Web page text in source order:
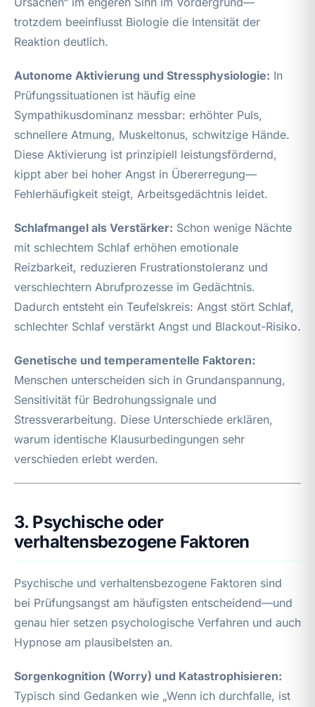
trotzdem beeinflusst Biologie die Intensität der
Reaktion deutlich.
Autonome Aktivierung und Stressphysiologie: In
Prüfungssituationen ist häufig eine
Sympathikusdominanz messbar: erhöhter Puls,
schnellere Atmung, Muskeltonus, schwitzige Hände.
Diese Aktivierung ist prinzipiell leistungsfördernd,
kippt aber bei hoher Angst in Übererregung—
Fehlerhäufigkeit steigt, Arbeitsgedächtnis leidet.
Schlafmangel als Verstärker: Schon wenige Nächte
mit schlechtem Schlaf erhöhen emotionale
Reizbarkeit, reduzieren Frustrationstoleranz und
verschlechtern Abrufprozesse im Gedächtnis.
Dadurch entsteht ein Teufelskreis: Angst stört Schlaf,
schlechter Schlaf verstärkt Angst und Blackout-Risiko.
Genetische und temperamentelle Faktoren:
Menschen unterscheiden sich in Grundanspannung,
Sensitivität für Bedrohungssignale und
Stressverarbeitung. Diese Unterschiede erklären,
warum identische Klausurbedingungen sehr
verschieden erlebt werden.
3. Psychische oder
verhaltensbezogene Faktoren
Psychische und verhaltensbezogene Faktoren sind
bei Prüfungsangst am häufigsten entscheidend—und
genau hier setzen psychologische Verfahren und auch
Hypnose am plausibelsten an.
Sorgenkognition (Worry) und Katastrophisieren:
Typisch sind Gedanken wie „Wenn ich durchfalle, ist